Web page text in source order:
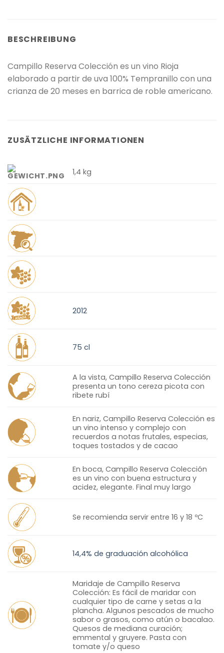
BESCHREIBUNG
Campillo Reserva Colección es un vino Rioja
elaborado a partir de uva 100% Tempranillo con una
crianza de 20 meses en barrica de roble americano.
ZUSÄTZLICHE INFORMATIONEN
1,4 kg
2012
75 cl
A la vista, Campillo Reserva Colección
presenta un tono cereza picota con
ribete rubí
En nariz, Campillo Reserva Colección es
un vino intenso y complejo con
recuerdos a notas frutales, especias,
toques tostados y de cacao
En boca, Campillo Reserva Colección
es un vino con buena estructura y
acidez, elegante. Final muy largo
Se recomienda servir entre 16 y 18 ºC
14,4% de graduación alcohólica
Maridaje de Campillo Reserva
Colección: Es fácil de maridar con
cualquier tipo de carne y setas a la
plancha. Algunos pescados de mucho
sabor o grasos, como atún o bacalao.
Quesos de mediana curación;
emmental y gruyere. Pasta con
tomate y/o queso